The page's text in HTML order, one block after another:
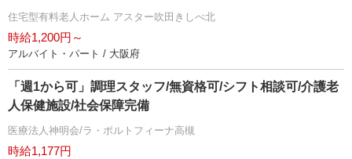
住宅型有料老人ホーム アスター吹田きしべ北
時給1,200円～
アルバイト・パート / 大阪府
「週1から可」調理スタッフ/無資格可/シフト相談可/介護老
人保健施設/社会保障完備
医療法人神明会/ラ・ポルトフィーナ高槻
時給1,177円